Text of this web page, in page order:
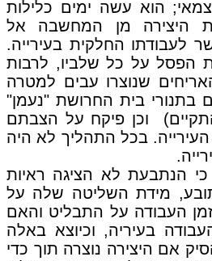
הוא עשה ימים כלילות
היצירה מן המחשבה אל
לעבודתו החלקית בעירייה.
הפסל על כל שלביו, לרבות
שנוצרו עבים למטרה
בתנורי בית החרושת "נעמן"
וכן פיקח על הצבתם
העירייה. בכל התהליך לא היה
הנתבעת לא הציגה ראיות
מידת השליטה שלה על
העבודה על התבליט והאם
בעיריה, וכיוצא באלה
אם היצירה נוצרה תוך כדי